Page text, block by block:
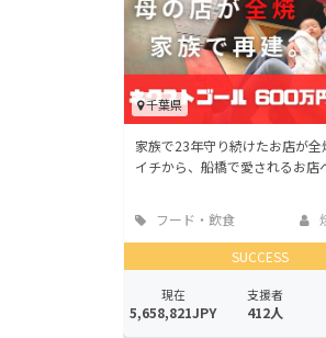
千葉県
家族で23年守り続けたお店が全
イチから、船橋で愛されるお店
フード・飲食
SUCCESS
現在
5,658,821JPY
支援者
412人